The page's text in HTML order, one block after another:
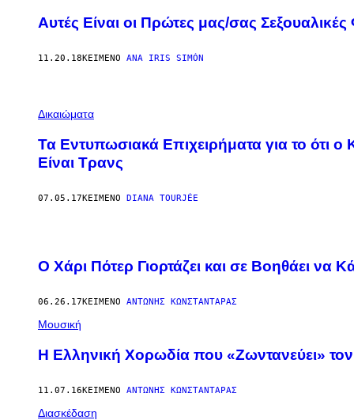
Αυτές Είναι οι Πρώτες μας/σας
11.20.18ΚΕΊΜΕΝΟ ANA IRIS SIMÓN
Δικαιώματα
Τα Εντυπωσιακά Επιχειρήματα για το ότι
Είναι Τρανς
07.05.17ΚΕΊΜΕΝΟ DIANA TOURJÉE
Ο Χάρι Πότερ Γιορτάζει και σε Βοηθάει να
06.26.17ΚΕΊΜΕΝΟ ΑΝΤΏΝΗΣ ΚΩΝΣΤΑΝΤΆΡΑΣ
Μουσική
Η Ελληνική Χορωδία που «Ζωντανεύει»
11.07.16ΚΕΊΜΕΝΟ ΑΝΤΏΝΗΣ ΚΩΝΣΤΑΝΤΆΡΑΣ
Διασκέδαση